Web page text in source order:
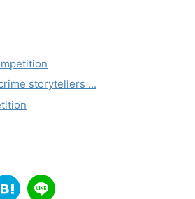
storytellers ...